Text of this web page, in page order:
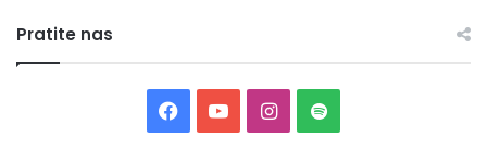
Pratite nas
Facebook
YouTubeInstagram
Spotify